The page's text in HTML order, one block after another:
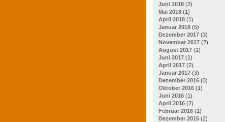
Juni 2018 (2)
Mai 2018 (1)
April 2018 (1)
Januar 2018 (5)
Dezember 2017 (3)
November 2017 (2)
August 2017 (1)
Juni 2017 (1)
April 2017 (2)
Januar 2017 (3)
Dezember 2016 (3)
Oktober 2016 (1)
Juni 2016 (1)
April 2016 (2)
Februar 2016 (1)
Dezember 2015 (2)